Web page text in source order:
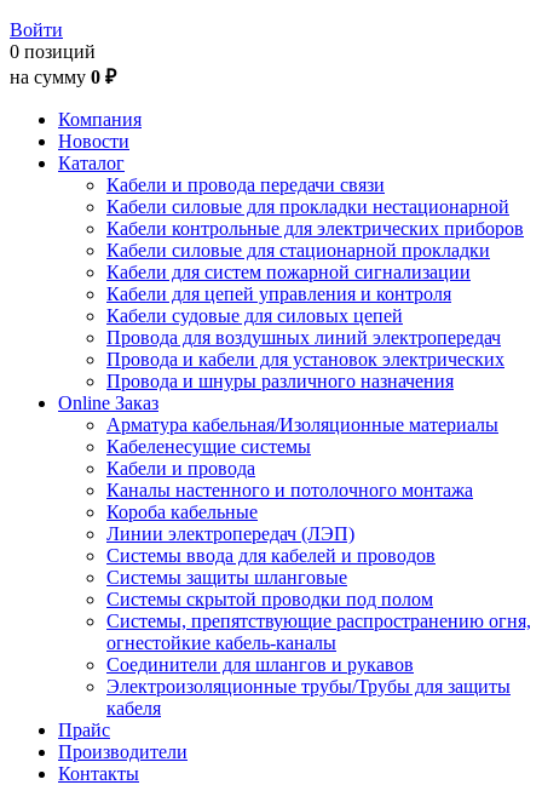
Войти
0 позиций
на сумму 0 ₽
Компания
Новости
Каталог
Кабели и провода передачи связи
Кабели силовые для прокладки нестационарной
Кабели контрольные для электрических приборов
Кабели силовые для стационарной прокладки
Кабели для систем пожарной сигнализации
Кабели для цепей управления и контроля
Кабели судовые для силовых цепей
Провода для воздушных линий электропередач
Провода и кабели для установок электрических
Провода и шнуры различного назначения
Online Заказ
Арматура кабельная/Изоляционные материалы
Кабеленесущие системы
Кабели и провода
Каналы настенного и потолочного монтажа
Короба кабельные
Линии электропередач (ЛЭП)
Системы ввода для кабелей и проводов
Системы защиты шланговые
Системы скрытой проводки под полом
Системы, препятствующие распространению огня,
огнестойкие кабель-каналы
Соединители для шлангов и рукавов
Электроизоляционные трубы/Трубы для защиты
кабеля
Прайс
Производители
Контакты